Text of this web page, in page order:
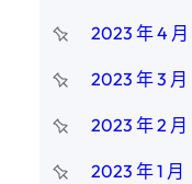
2023 年 4 月
2023 年 3 月
2023 年 2 月
2023 年 1 月